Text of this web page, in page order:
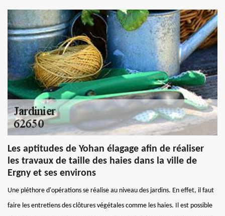
Les aptitudes de Yohan élagage afin de réaliser
les travaux de taille des haies dans la ville de
Ergny et ses environs
Une pléthore d'opérations se réalise au niveau des jardins. En effet, il faut
faire les entretiens des clôtures végétales comme les haies. Il est possible